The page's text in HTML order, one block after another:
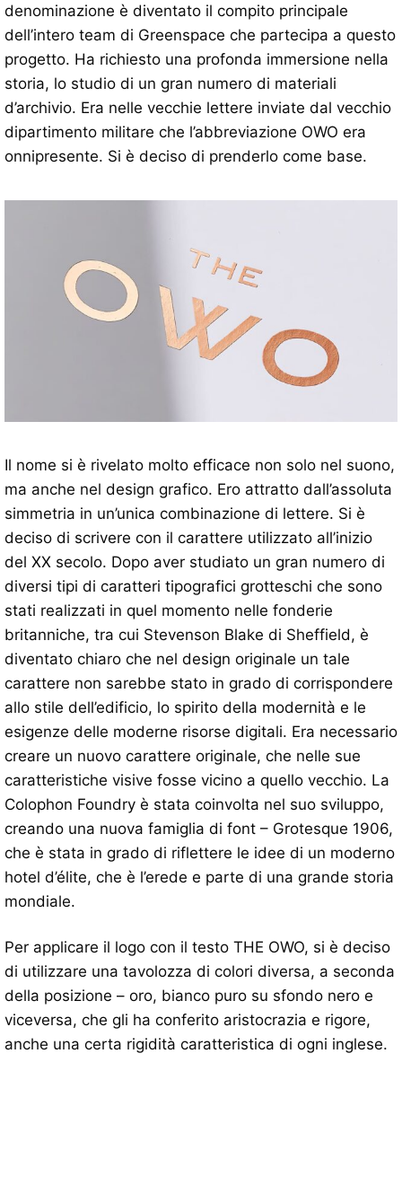
denominazione è diventato il compito principale
dell’intero team di Greenspace che partecipa a questo
progetto. Ha richiesto una profonda immersione nella
storia, lo studio di un gran numero di materiali
d’archivio. Era nelle vecchie lettere inviate dal vecchio
dipartimento militare che l’abbreviazione OWO era
onnipresente. Si è deciso di prenderlo come base.
Il nome si è rivelato molto efficace non solo nel suono,
ma anche nel design grafico. Ero attratto dall’assoluta
simmetria in un’unica combinazione di lettere. Si è
deciso di scrivere con il carattere utilizzato all’inizio
del XX secolo. Dopo aver studiato un gran numero di
diversi tipi di caratteri tipografici grotteschi che sono
stati realizzati in quel momento nelle fonderie
britanniche, tra cui Stevenson Blake di Sheffield, è
diventato chiaro che nel design originale un tale
carattere non sarebbe stato in grado di corrispondere
allo stile dell’edificio, lo spirito della modernità e le
esigenze delle moderne risorse digitali. Era necessario
creare un nuovo carattere originale, che nelle sue
caratteristiche visive fosse vicino a quello vecchio. La
Colophon Foundry è stata coinvolta nel suo sviluppo,
creando una nuova famiglia di font – Grotesque 1906,
che è stata in grado di riflettere le idee di un moderno
hotel d’élite, che è l’erede e parte di una grande storia
mondiale.
Per applicare il logo con il testo THE OWO, si è deciso
di utilizzare una tavolozza di colori diversa, a seconda
della posizione – oro, bianco puro su sfondo nero e
viceversa, che gli ha conferito aristocrazia e rigore,
anche una certa rigidità caratteristica di ogni inglese.